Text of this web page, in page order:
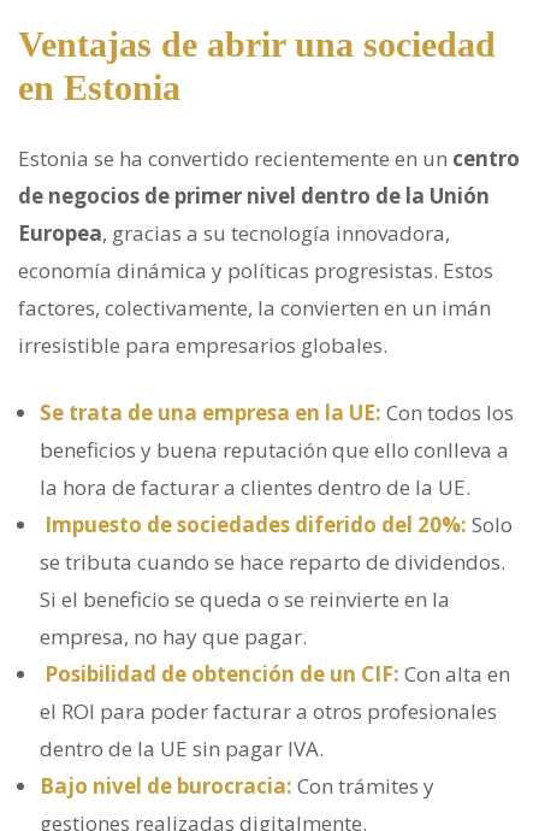
Ventajas de abrir una sociedad
en Estonia
Estonia se ha convertido recientemente en un centro
de negocios de primer nivel dentro de la Unión
Europea, gracias a su tecnología innovadora,
economía dinámica y políticas progresistas. Estos
factores, colectivamente, la convierten en un imán
irresistible para empresarios globales.
Se trata de una empresa en la UE: Con todos los
beneficios y buena reputación que ello conlleva a
la hora de facturar a clientes dentro de la UE.
Impuesto de sociedades diferido del 20%: Solo
se tributa cuando se hace reparto de dividendos.
Si el beneficio se queda o se reinvierte en la
empresa, no hay que pagar.
Posibilidad de obtención de un CIF: Con alta en
el ROI para poder facturar a otros profesionales
dentro de la UE sin pagar IVA.
Bajo nivel de burocracia: Con trámites y
gestiones realizadas digitalmente.